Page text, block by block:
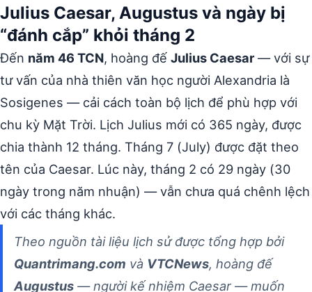
Julius Caesar, Augustus và ngày bị
“đánh cắp” khỏi tháng 2
Đến năm 46 TCN, hoàng đế Julius Caesar— với sự
tư vấn của nhà thiên văn học người Alexandria là
Sosigenes — cải cách toàn bộ lịch để phù hợp với
chu kỳ Mặt Trời. Lịch Julius mới có 365 ngày, được
chia thành 12 tháng. Tháng 7 (July) được đặt theo
tên của Caesar. Lúc này, tháng 2 có 29 ngày (30
ngày trong năm nhuận) — vẫn chưa quá chênh lệch
với các tháng khác.
Theo nguồn tài liệu lịch sử được tổng hợp bởi
Quantrimang.com và VTCNews, hoàng đế
Augustus — người kế nhiệm Caesar — muốn